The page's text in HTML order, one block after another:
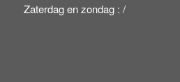
Zaterdag en zondag : /